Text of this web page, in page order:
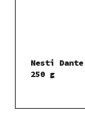
Nesti
250 g